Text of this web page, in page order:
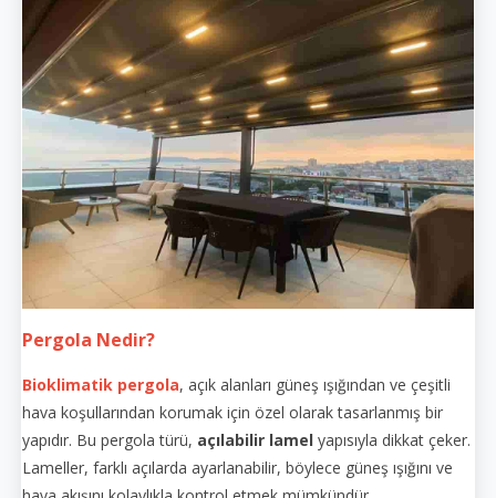
Pergola Nedir?
Bioklimatik pergola, açık alanları güneş ışığından ve çeşitli
hava koşullarından korumak için özel olarak tasarlanmış bir
yapıdır. Bu pergola türü, açılabilir lamel yapısıyla dikkat çeker.
Lameller, farklı açılarda ayarlanabilir, böylece güneş ışığını ve